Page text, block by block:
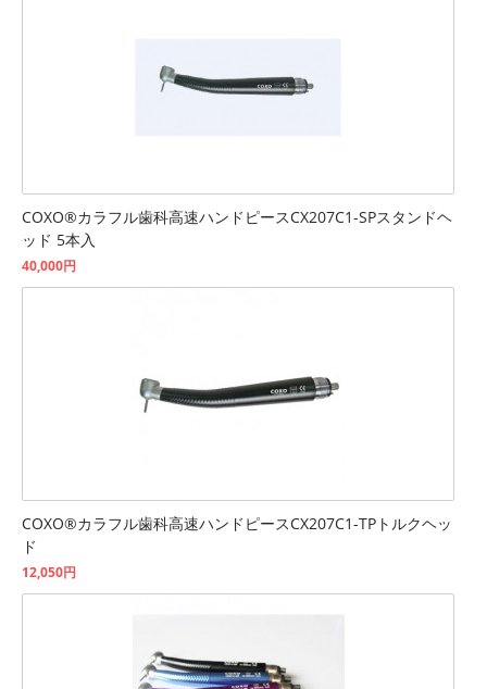
COXO®カラフル歯科高速ハンドピースCX207C1-SPスタンドヘ
ッド 5本入
40,000円
COXO®カラフル歯科高速ハンドピースCX207C1-TPトルクヘッ
ド
12,050円